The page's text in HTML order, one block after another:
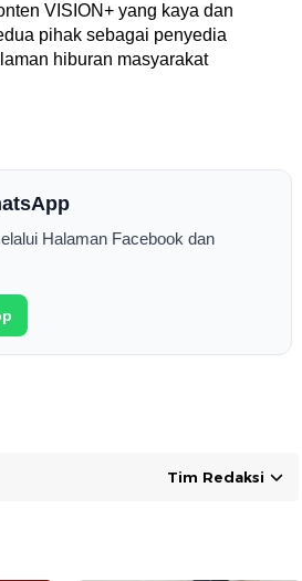
VISION+ yang kaya dan
pihak sebagai penyedia
hiburan masyarakat
Halaman Facebook dan
Tim Redaksi